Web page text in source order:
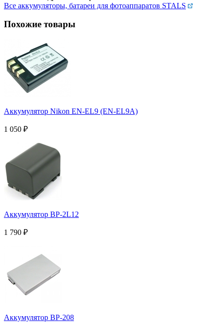
Все аккумуляторы, батареи для фотоаппаратов STALS
Похожие товары
Аккумулятор Nikon EN-EL9 (EN-EL9A)
1 050 ₽
Аккумулятор BP-2L12
1 790 ₽
Аккумулятор BP-208